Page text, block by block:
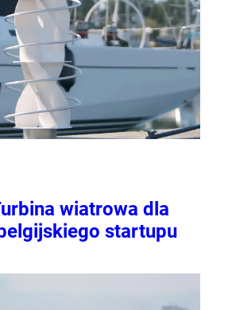
wiatrowa dla
startupu